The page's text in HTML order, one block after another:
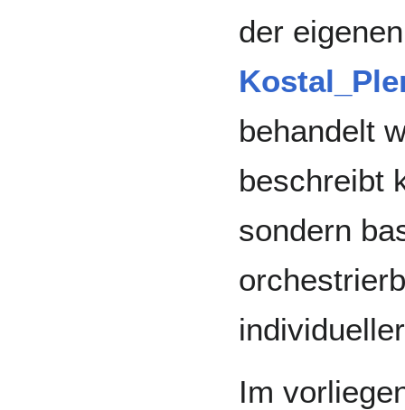
der
behandelt
beschreibt
sondern
Im